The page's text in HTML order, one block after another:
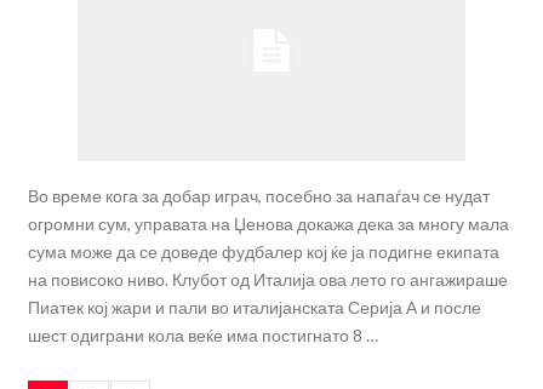
Во време кога за добар играч, посебно за напаѓач се нудат
огромни сум, управата на Џенова докажа дека за многу мала
сума може да се доведе фудбалер кој ќе ја подигне екипата
на повисоко ниво. Клубот од Италија ова лето го ангажираше
Пиатек кој жари и пали во италијанската Серија А и после
шест одиграни кола веќе има постигнато 8 …